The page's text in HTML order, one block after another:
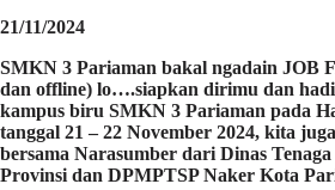
21/11/2024
SMKN 3 Pariaman bakal ngadain JOB
dan offline) lo….siapkan dirimu dan
kampus biru SMKN 3 Pariaman pada
tanggal 21 – 22 November 2024, kita
bersama Narasumber dari Dinas
Provinsi dan DPMPTSP Naker Kota